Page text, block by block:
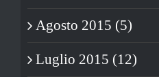
Agosto 2015 (5)
Luglio 2015 (12)